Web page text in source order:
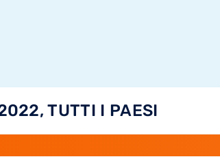
TUTTI I PAESI